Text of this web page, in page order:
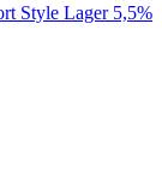
Style Lager 5,5%